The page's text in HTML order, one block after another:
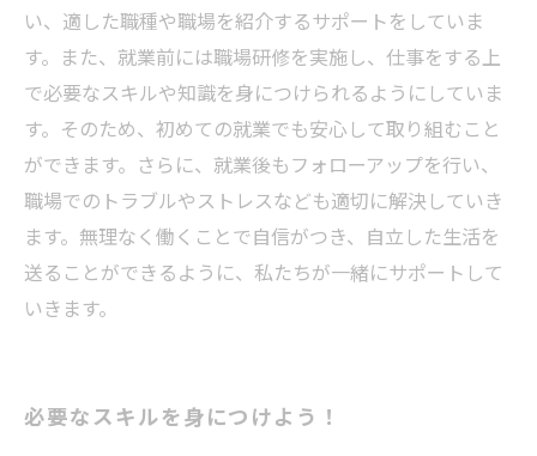
い、適した職種や職場を紹介するサポートをしていま
す。また、就業前には職場研修を実施し、仕事をする上
で必要なスキルや知識を身につけられるようにしていま
す。そのため、初めての就業でも安心して取り組むこと
ができます。さらに、就業後もフォローアップを行い、
職場でのトラブルやストレスなども適切に解決していき
ます。無理なく働くことで自信がつき、自立した生活を
送ることができるように、私たちが一緒にサポートして
いきます。
必要なスキルを身につけよう！